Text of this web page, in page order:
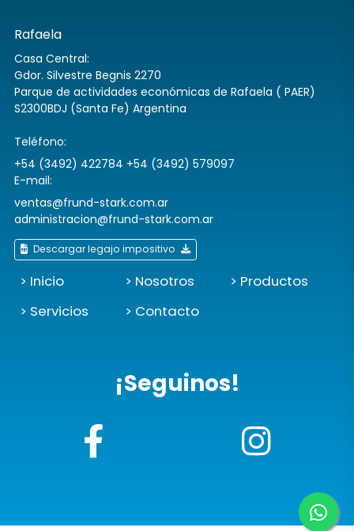
Rafaela
Casa Central:
Gdor. Silvestre Begnis 2270
Parque de actividades económicas de Rafaela ( PAER)
S2300BDJ (Santa Fe) Argentina
Teléfono:
+54 (3492) 422784 +54 (3492) 579097
E-mail:
ventas@frund-stark.com.ar
administracion@frund-stark.com.ar
Descargar legajo impositivo
> Inicio > Nosotros
> Productos
> Servicios
> Contacto
¡Seguinos!